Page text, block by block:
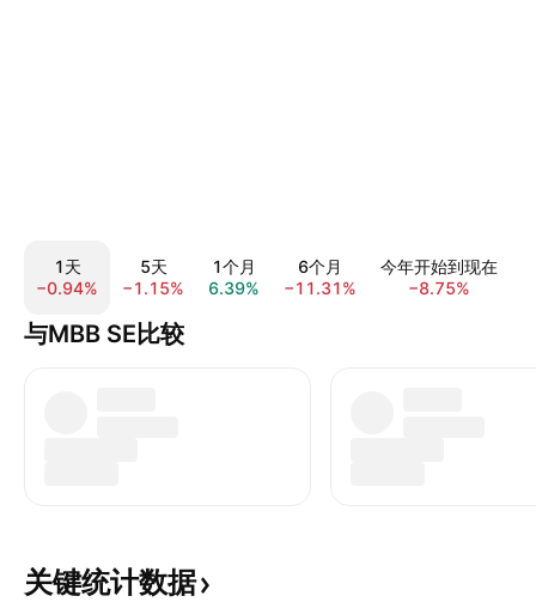
1天
−0.94%
5天
−1.15%
1个月
6.39%
6个月
−11.31%
今年开始到现在
−8.75%
与MBB SE比较
关键统计数据